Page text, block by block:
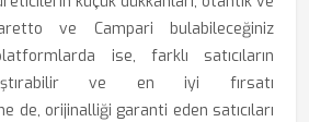
ve Campari bulabileceğiniz
ise, farklı satıcıların
ve en iyi fırsatı
de, orijinalliği garanti eden satıcıları